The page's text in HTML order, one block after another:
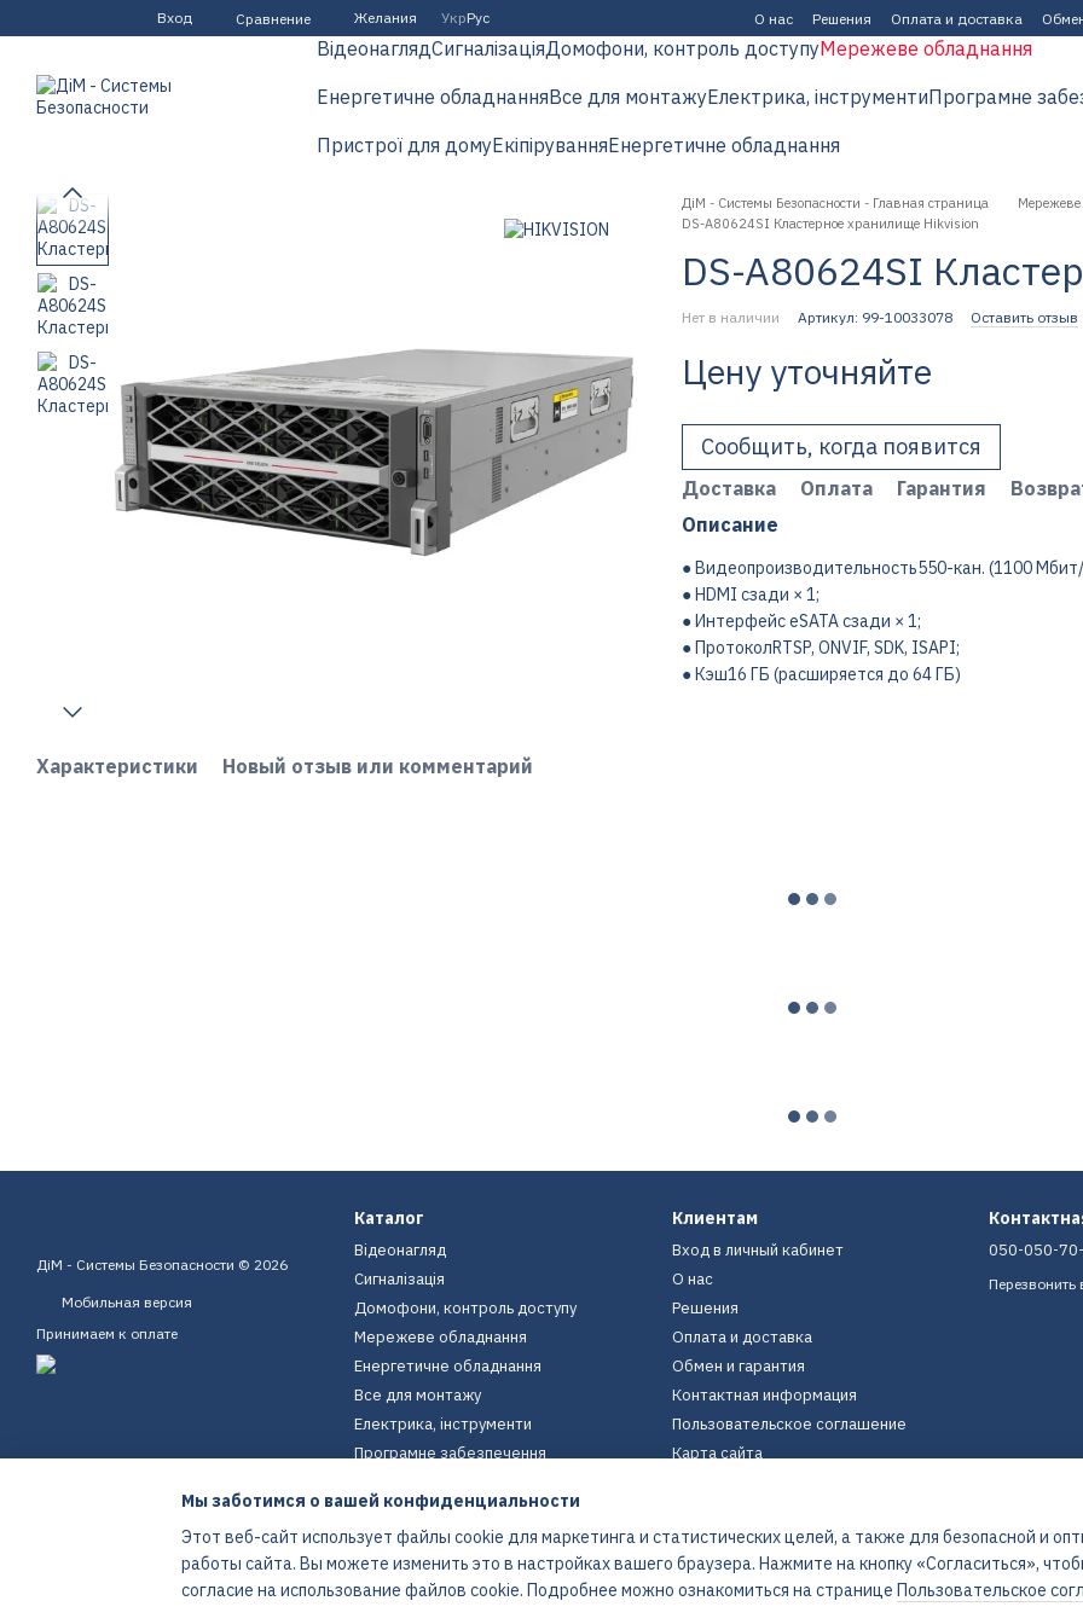
Перейти к основному контенту
Вход Сравнение Желания УкрРус О нас Решения Оплата и доставка
ВідеонаглядСигналізаціяДомофони, контроль доступуМережеве обладнання
Енергетичне обладнанняВсе для монтажуЕлектрика, інструментиПрограмне
Пристрої для домуЕкіпіруванняЕнергетичне обладнання
Характеристики Новый отзыв или комментарий
ДіМ - Системы Безопасности - Главная страница
DS-A80624SI Кластерное хранилище Hikvision
DS-A80624SI
Нет в наличии Артикул: 99-10033078 Оставить отзыв
Цену уточняйте
Сообщить, когда появится
Доставка Оплата Гарантия
Описание
● Видеопроизводительность550-кан. (1100
● HDMI сзади × 1;
● Интерфейс eSATA сзади × 1;
● ПротоколRTSP, ONVIF, SDK, ISAPI;
● Кэш16 ГБ (расширяется до 64 ГБ)
ДіМ - Системы Безопасности © 2026
Мобильная версия
Принимаем к оплате
Интернет-магазин создан с Хорошоп
Каталог
Відеонагляд
Сигналізація
Домофони, контроль доступу
Мережеве обладнання
Енергетичне обладнання
Все для монтажу
Електрика, інструменти
Програмне забезпечення
Екіпірування
Енергетичне обладнання
Клиентам
Вход в личный кабинет
О нас
Решения
Оплата и доставка
Обмен и гарантия
Контактная информация
Пользовательское соглашение
Карта сайта
050-050-
Перезвонить
Мы заботимся о вашей конфиденциальности
Этот веб-сайт использует файлы cookie для маркетинга и статистических целей, а также для безопасной и
работы сайта. Вы можете изменить это в настройках вашего браузера. Нажмите на кнопку «Согласиться»,
согласие на использование файлов cookie. Подробнее можно ознакомиться на странице Пользовательское